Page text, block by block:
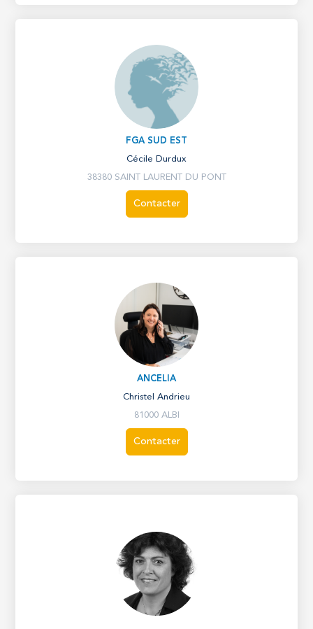
FGA SUD EST
Cécile Durdux
38380 SAINT LAURENT DU PONT
Contacter
ANCELIA
Christel Andrieu
81000 ALBI
Contacter